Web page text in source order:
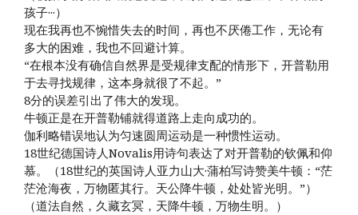
孩子···）
现在我再也不惋惜失去的时间，再也不厌倦工作，无论有
多大的困难，我也不回避计算。
“在根本没有确信自然界是受规律支配的情形下，开普勒用
于去寻找规律，这本身就很了不起。”
8分的误差引出了伟大的发现。
牛顿正是在开普勒铺就得道路上走向成功的。
伽利略错误地认为匀速圆周运动是一种惯性运动。
18世纪德国诗人Novalis用诗句表达了对开普勒的钦佩和仰
慕。（18世纪的英国诗人亚力山大·蒲柏写诗赞美牛顿：“茫
茫沧海夜，万物匿其行。天公降牛顿，处处皆光明。”）
（道法自然，久藏玄冥，天降牛顿，万物生明。）